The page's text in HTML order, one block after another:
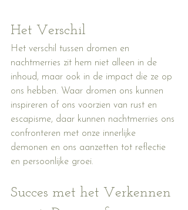
Het Verschil
Het verschil tussen dromen en
nachtmerries zit hem niet alleen in de
inhoud, maar ook in de impact die ze op
ons hebben. Waar dromen ons kunnen
inspireren of ons voorzien van rust en
escapisme, daar kunnen nachtmerries ons
confronteren met onze innerlijke
demonen en ons aanzetten tot reflectie
en persoonlijke groei.
Succes met het Verkennen